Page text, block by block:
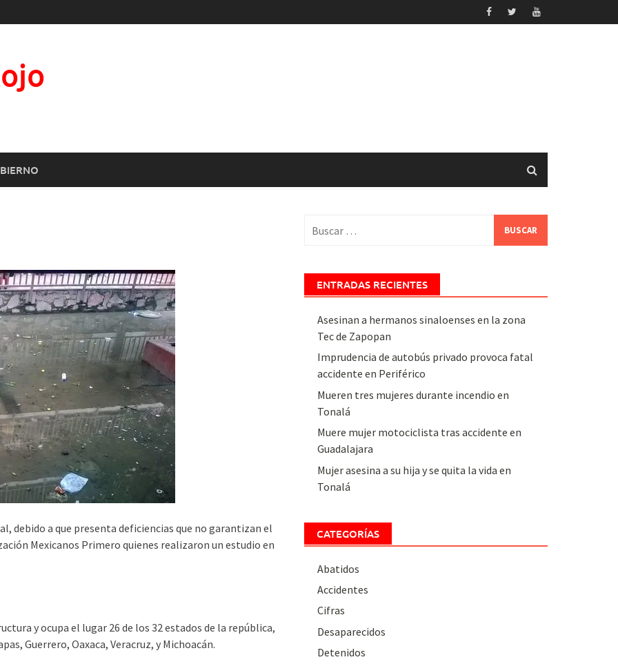
debido a que presenta deficiencias que no garantizan el
Mexicanos Primero quienes realizaron un estudio en
y ocupa el lugar 26 de los 32 estados de la república,
Guerrero, Oaxaca, Veracruz, y Michoacán.
ENTRADAS RECIENTES
Asesinan a hermanos sinaloenses en la zona
Tec de Zapopan
Imprudencia de autobús privado provoca fatal
accidente en Periférico
Mueren tres mujeres durante incendio en
Tonalá
Muere mujer motociclista tras accidente en
Guadalajara
Mujer asesina a su hija y se quita la vida en
Tonalá
CATEGORÍAS
Abatidos
Accidentes
Cifras
Desaparecidos
Detenidos